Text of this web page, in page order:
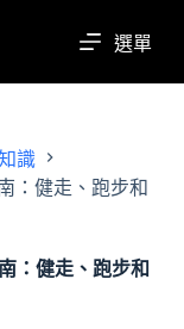
選單
識
：健走、跑步和
：健走、跑步和